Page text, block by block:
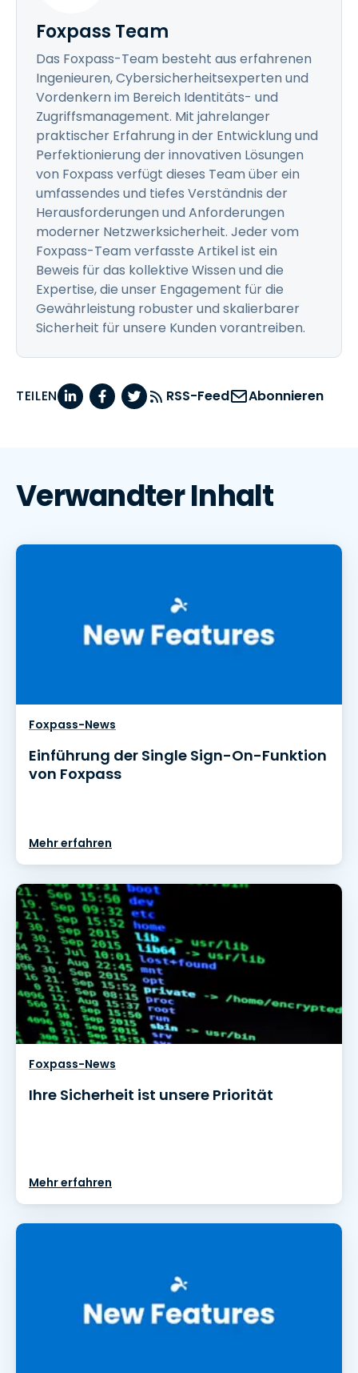
Foxpass Team
Das Foxpass-Team besteht aus erfahrenen
Ingenieuren, Cybersicherheitsexperten und
Vordenkern im Bereich Identitäts- und
Zugriffsmanagement. Mit jahrelanger
praktischer Erfahrung in der Entwicklung und
Perfektionierung der innovativen Lösungen
von Foxpass verfügt dieses Team über ein
umfassendes und tiefes Verständnis der
Herausforderungen und Anforderungen
moderner Netzwerksicherheit. Jeder vom
Foxpass-Team verfasste Artikel ist ein
Beweis für das kollektive Wissen und die
Expertise, die unser Engagement für die
Gewährleistung robuster und skalierbarer
Sicherheit für unsere Kunden vorantreiben.
TEILEN RSS-Feed Abonnieren
Verwandter Inhalt
Foxpass-News
Einführung der Single Sign-On-Funktion
von Foxpass
Mehr erfahren
Foxpass-News
Ihre Sicherheit ist unsere Priorität
Mehr erfahren